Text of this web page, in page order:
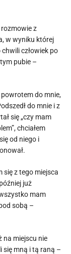
z
w wyniku której
człowiek po
pubie –
do mnie,
do mnie i z
się „czy mam
chciałem
od niego i
się z tego miejsca
już
mam
sobą –
na miejscu nie
się mną i tą raną –